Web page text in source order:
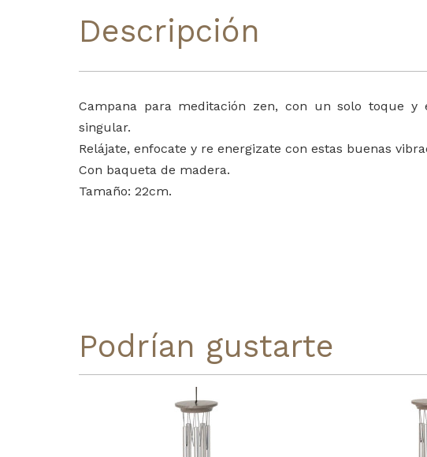
Descripción
Campana para meditación zen, con un solo toque
singular.
Relájate, enfocate y re energizate con estas buenas
Con baqueta de madera.
Tamaño: 22cm.
Podrían gustarte